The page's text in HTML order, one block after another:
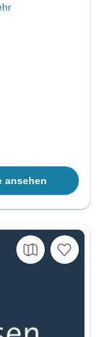
ansehen